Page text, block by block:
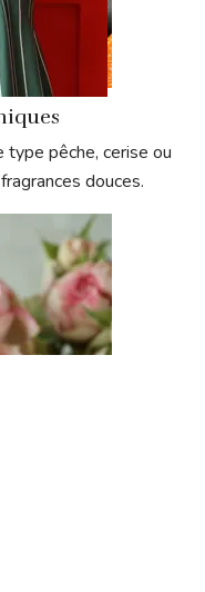
pêche, cerise ou
douces.